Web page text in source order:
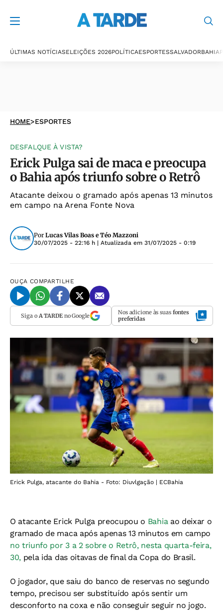
ÚLTIMAS NOTÍCIASELEIÇÕES 2026POLÍTICAESPORTESSALVADORBAHIA
HOME>ESPORTES
DESFALQUE À VISTA?
Erick Pulga sai de maca e preocupa
o Bahia após triunfo sobre o Retrô
Atacante deixou o gramado após apenas 13 minutos
em campo na Arena Fonte Nova
Por Lucas Vilas Boas e Téo Mazzoni
30/07/2025 - 22:16 h | Atualizada em 31/07/2025 - 0:19
OUÇA COMPARTILHE
Siga o A TARDEno Google Nos adicione às suas fontes
preferidas
Erick Pulga, atacante do Bahia - Foto: Diuvlgação | ECBahia
O atacante Erick Pulga preocupou o Bahiaao deixar o
gramado de maca após apenas 13 minutos em campo
no triunfo por 3 a 2 sobre o Retrô, nesta quarta-feira,
30, pela ida das oitavas de final da Copa do Brasil.
O jogador, que saiu do banco de reservas no segundo
tempo, precisou ser substituído após sentir um
desconforto na coxa e não conseguir seguir no jogo.